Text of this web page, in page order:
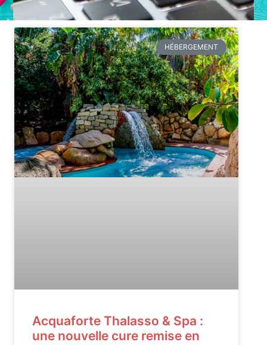
HÉBERGEMENT
Acquaforte Thalasso & Spa :
une nouvelle cure remise en